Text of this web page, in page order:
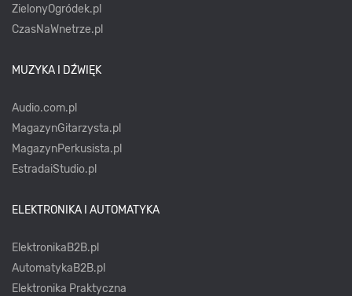
ZielonyOgródek.pl
CzasNaWnetrze.pl
MUZYKA I DŹWIĘK
Audio.com.pl
MagazynGitarzysta.pl
MagazynPerkusista.pl
EstradaiStudio.pl
ELEKTRONIKA I AUTOMATYKA
ElektronikaB2B.pl
AutomatykaB2B.pl
Elektronika Praktyczna